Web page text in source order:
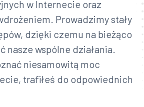
w Internecie oraz
Prowadzimy stały
dzięki czemu na bieżąco
nasze wspólne działania.
niesamowitą moc
trafiłeś do odpowiednich